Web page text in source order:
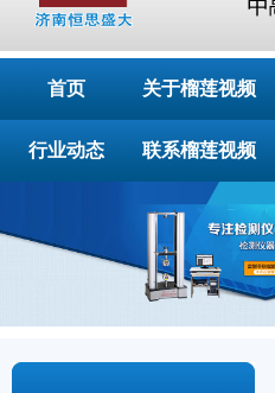
首页 关于榴莲视频
APP下载安装
行业动态 联系榴莲视频
APP下载安装